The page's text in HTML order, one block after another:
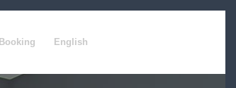
Booking English